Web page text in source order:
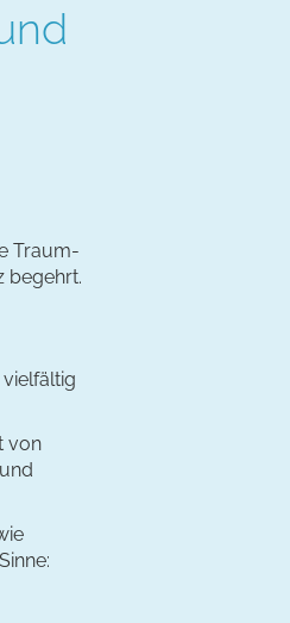
Traum-
begehrt.
vielfältig
von